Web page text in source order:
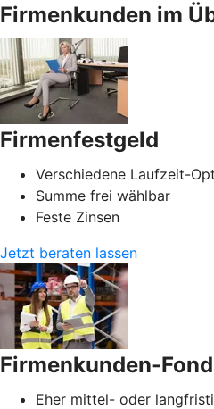
Firmenkunden im
Firmenfestgeld
Verschiedene Laufzeit-
Summe frei wählbar
Feste Zinsen
Jetzt beraten lassen
Firmenkunden-
Eher mittel- oder